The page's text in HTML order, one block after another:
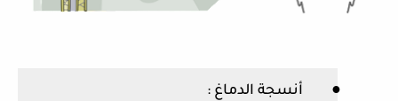
● أنسجة الدماغ :